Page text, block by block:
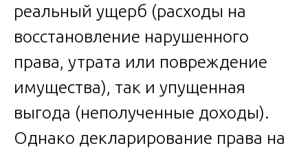
реальный ущерб (расходы на
восстановление нарушенного
права, утрата или повреждение
имущества), так и упущенная
выгода (неполученные доходы).
Однако декларирование права на